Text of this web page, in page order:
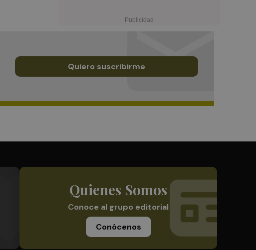
Quiero suscribirme
Quienes Somos
Conoce al grupo editorial
Conócenos